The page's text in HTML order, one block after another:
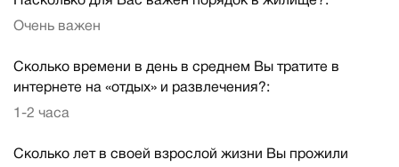
Очень важен
Сколько времени в день в среднем Вы тратите в
интернете на «отдых» и развлечения?:
1-2 часа
Сколько лет в своей взрослой жизни Вы прожили